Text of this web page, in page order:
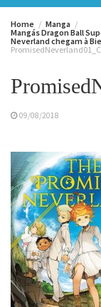
Home
Manga
Mangás Dragon Ball
Neverland chegam à
09/08/2018